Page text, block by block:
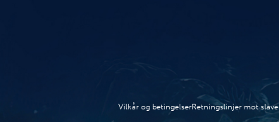
Vilkår og betingelserRetningslinjer mot